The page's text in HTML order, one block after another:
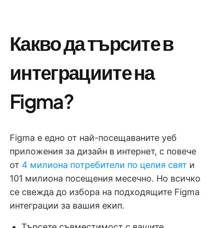
Какво да търсите в
интеграциите на
Figma?
Figma е едно от най-посещаваните уеб
приложения за дизайн в интернет, с повече
от 4 милиона потребители по целия свят и
101 милиона посещения месечно. Но всичко
се свежда до избора на подходящите Figma
интеграции за вашия екип.